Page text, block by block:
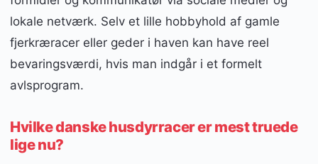
lokale netværk. Selv et lille hobbyhold af gamle
fjerkræracer eller geder i haven kan have reel
bevaringsværdi, hvis man indgår i et formelt
avlsprogram.
Hvilke danske husdyrracer er mest truede
lige nu?